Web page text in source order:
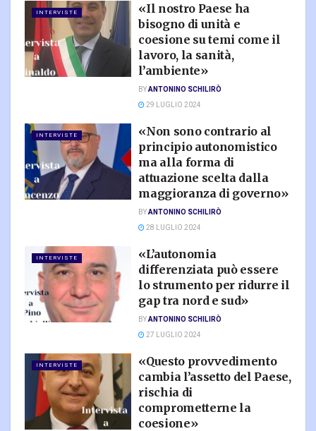
INTERVISTE
«Il nostro Paese ha
bisogno di unità e
coesione su temi come il
lavoro, la sanità,
l’ambiente»
BYANTONINO SCHILIRÒ
29 LUGLIO 2024
INTERVISTE
«Non sono contrario al
principio autonomistico
ma alla forma di
attuazione scelta dalla
maggioranza di governo»
BYANTONINO SCHILIRÒ
28 LUGLIO 2024
INTERVISTE
«L’autonomia
differenziata può essere
lo strumento per ridurre il
gap tra nord e sud»
BYANTONINO SCHILIRÒ
27 LUGLIO 2024
INTERVISTE
«Questo provvedimento
cambia l’assetto del Paese,
rischia di
comprometterne la
coesione»